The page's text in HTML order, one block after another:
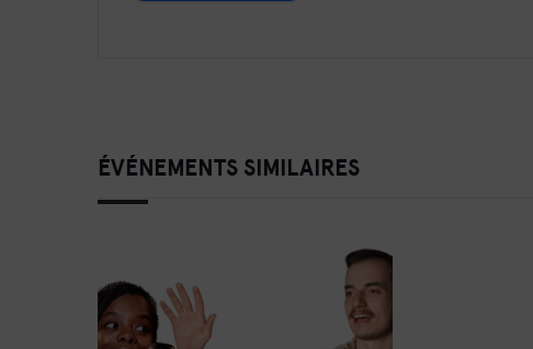
ÉVÉNEMENTS SIMILAIRES